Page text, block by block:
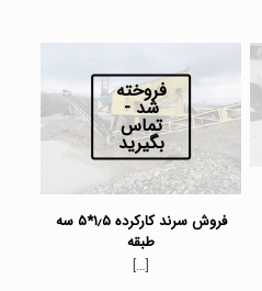
فروخته
شد -
تماس
بگیرید
فروش سرند کارکرده ۱٫۵*۵ سه
طبقه
[…]